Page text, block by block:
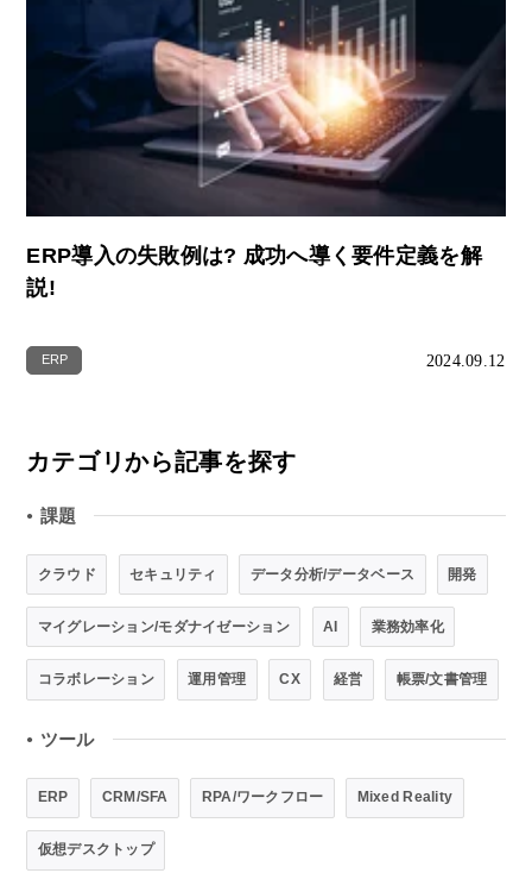
ERP導入の失敗例は? 成功へ導く要件定義を解
説!
ERP 2024.09.12
カテゴリから記事を探す
● 課題
クラウド セキュリティ データ分析/データベース 開発
マイグレーション/モダナイゼーション AI 業務効率化
コラボレーション 運用管理 CX 経営 帳票/文書管理
● ツール
ERP CRM/SFA RPA/ワークフロー Mixed Reality
仮想デスクトップ